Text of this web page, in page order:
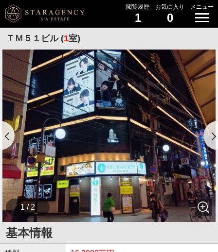
閲覧履歴
1
お気に入り
0
メニュー
ＴＭ５１ビル (1室)
1 / 2
基本情報